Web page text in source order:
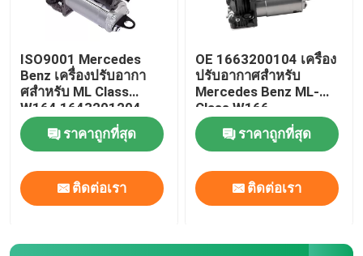
ISO9001 Mercedes
Benz เครื่องปรับอากา
ศสําหรับ ML Class
W164 1643201204
ราคาถูกที่สุด
ติดต่อเรา
OE 1663200104 เครื่อง
ปรับอากาศสําหรับ
Mercedes Benz ML-
Class W166
ราคาถูกที่สุด
ติดต่อเรา